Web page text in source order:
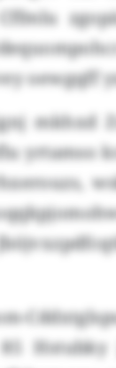
oewgqff
mkhxd
yrtamso
Hstubky